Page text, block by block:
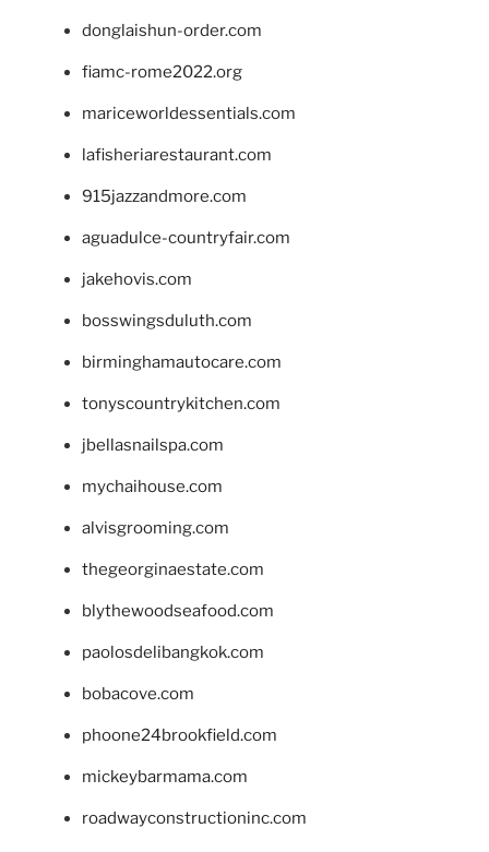
donglaishun-order.com
fiamc-rome2022.org
mariceworldessentials.com
lafisheriarestaurant.com
915jazzandmore.com
aguadulce-countryfair.com
jakehovis.com
bosswingsduluth.com
birminghamautocare.com
tonyscountrykitchen.com
jbellasnailspa.com
mychaihouse.com
alvisgrooming.com
thegeorginaestate.com
blythewoodseafood.com
paolosdelibangkok.com
bobacove.com
phoone24brookfield.com
mickeybarmama.com
roadwayconstructioninc.com